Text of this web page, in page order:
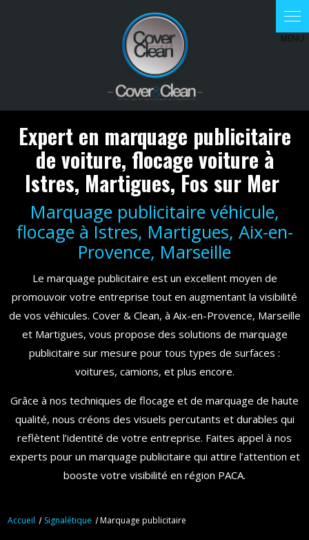
Expert en marquage publicitaire
de voiture, flocage voiture à
Istres, Martigues, Fos sur Mer
Marquage publicitaire véhicule,
flocage à Istres, Martigues, Aix-en-
Provence, Marseille
Le marquage publicitaire est un excellent moyen de
promouvoir votre entreprise tout en augmentant la visibilité
de vos véhicules. Cover & Clean, à Aix-en-Provence, Marseille
et Martigues, vous propose des solutions de marquage
publicitaire sur mesure pour tous types de surfaces :
voitures, camions, et plus encore.
Grâce à nos techniques de flocage et de marquage de haute
qualité, nous créons des visuels percutants et durables qui
reflètent l’identité de votre entreprise. Faites appel à nos
experts pour un marquage publicitaire qui attire l’attention et
booste votre visibilité en région PACA.
Accueil Signalétique Marquage publicitaire